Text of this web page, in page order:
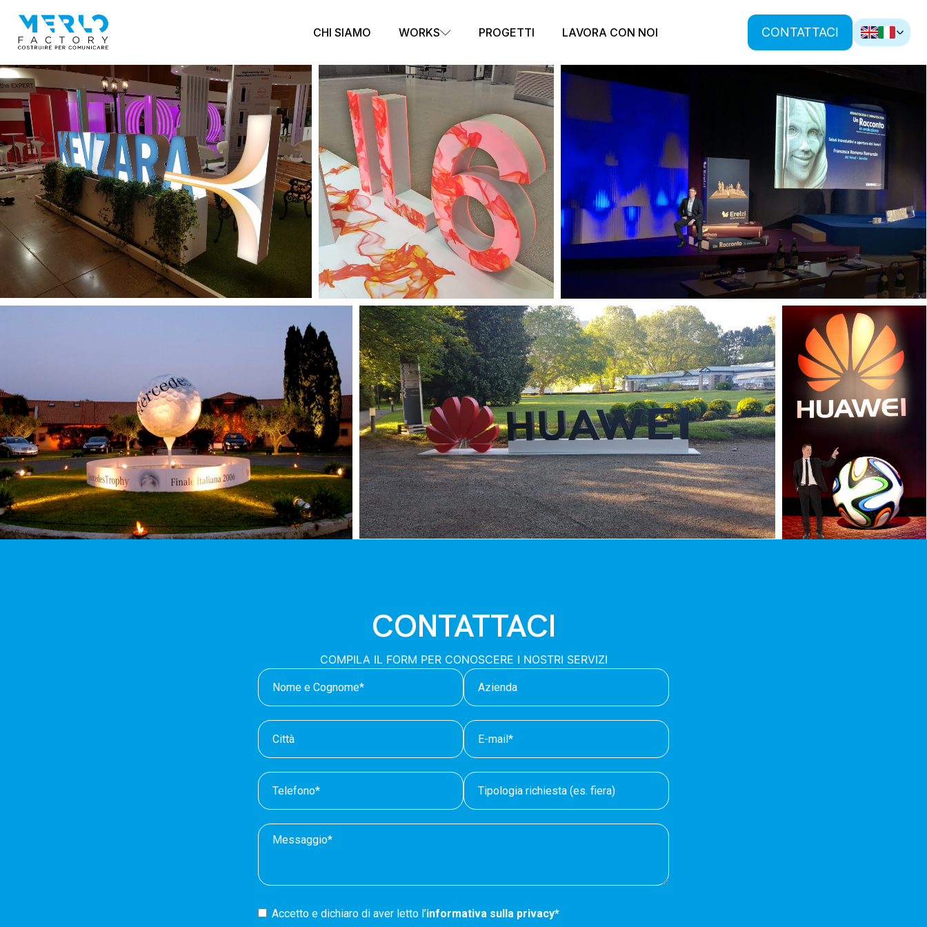
CHI SIAMO WORKS PROGETTI LAVORA CON NOI CONTATTACI
CONTATTACI
COMPILA IL FORM PER CONOSCERE I NOSTRI SERVIZI
Accetto e dichiaro di aver letto l’informativa sulla privacy*